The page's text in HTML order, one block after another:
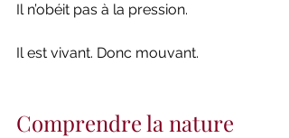
Il n’obéit pas à la pression.
Il est vivant. Donc mouvant.
Comprendre la nature